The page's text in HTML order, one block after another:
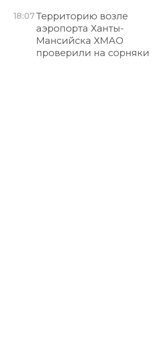
18:07Территорию возле
аэропорта Ханты-
Мансийска ХМАО
проверили на сорняки